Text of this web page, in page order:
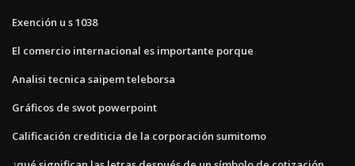
Exención u s 1038
El comercio internacional es importante porque
Analisi tecnica saipem teleborsa
Gráficos de swot powerpoint
Calificación crediticia de la corporación sumitomo